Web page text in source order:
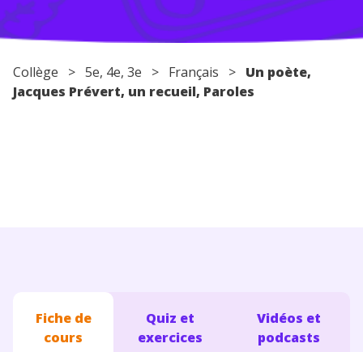
Conseils pour les parents
Collège > 5e, 4e, 3e > Français > Un poète,
Jacques Prévert, un recueil, Paroles
Fiche de
cours
Quiz et
exercices
Vidéos et
podcasts